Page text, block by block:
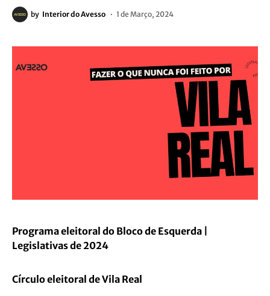
by Interior do Avesso 1 de Março, 2024
Programa eleitoral do Bloco de Esquerda |
Legislativas de 2024
Círculo eleitoral de Vila Real